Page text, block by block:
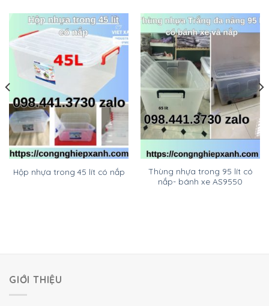
Hộp nhựa trong 45 lít có nắp
Thùng nhựa trong 95 lít có
nắp- bánh xe AS9550
GIỚI THIỆU